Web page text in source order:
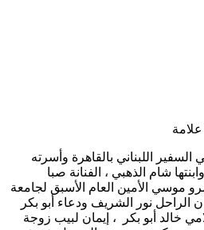
اللبناني بالقاهرة وأسرته
شام الذهبي ، الفنانة صبا
موسي الأمين العام الأسبق لجامعة
الراحل نور الشريف ودعاء أبو بكر
خالد أبو بكر ، إيمان لبيب زوجة